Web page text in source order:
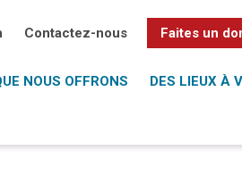
Contactez-nous Faites un
NOUS OFFRONS DES LIEUX À